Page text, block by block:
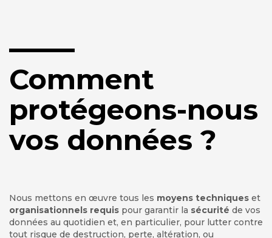
Comment
protégeons-nous
vos données ?
Nous mettons en œuvre tous les moyens techniques et
organisationnels requis pour garantir la sécurité de vos
données au quotidien et, en particulier, pour lutter contre
tout risque de destruction, perte, altération, ou